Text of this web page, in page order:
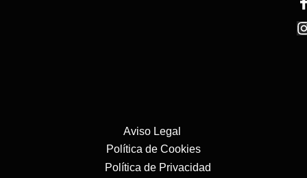
Aviso Legal
Política de Cookies
Política de Privacidad